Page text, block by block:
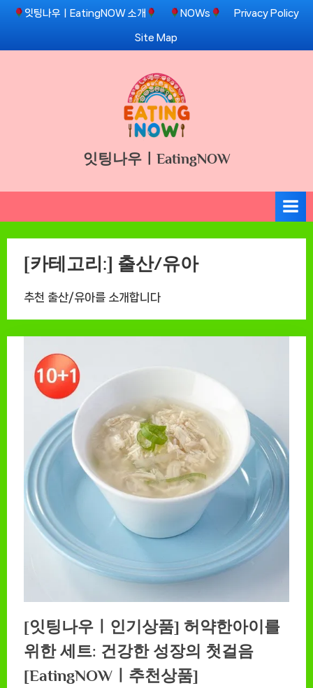
Skip
content
잇팅나우ㅣEatingNOW 소개 NOWs Privacy Policy
Site Map
잇팅나우ㅣEatingNOW
[카테고리:] 출산/유아
추천 출산/유아를 소개합니다
[잇팅나우ㅣ인기상품] 허약한아이를
위한 세트: 건강한 성장의 첫걸음
[EatingNOWㅣ추천상품]